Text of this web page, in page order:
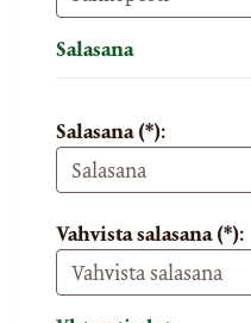
Salasana
Salasana (*):
Vahvista salasana (*):